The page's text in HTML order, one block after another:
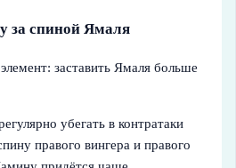
за спиной Ямаля
заставить Ямаля больше
убегать в контратаки
правого вингера и правого